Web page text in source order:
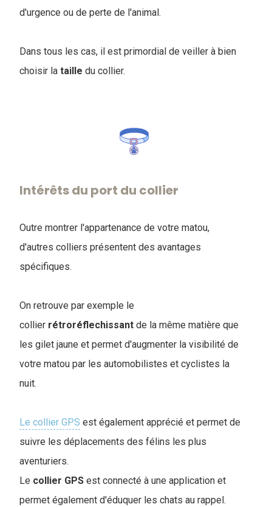
d'urgence ou de perte de l'animal.
Dans tous les cas, il est primordial de veiller à bien
choisir la taille du collier.
Intérêts du port du collier
Outre montrer l'appartenance de votre matou,
d'autres colliers présentent des avantages
spécifiques.
On retrouve par exemple le
collier rétroréflechissant de la même matière que
les gilet jaune et permet d'augmenter la visibilité de
votre matou par les automobilistes et cyclistes la
nuit.
Le collier GPS est également apprécié et permet de
suivre les déplacements des félins les plus
aventuriers.
Le collier GPS est connecté à une application et
permet également d'éduquer les chats au rappel.